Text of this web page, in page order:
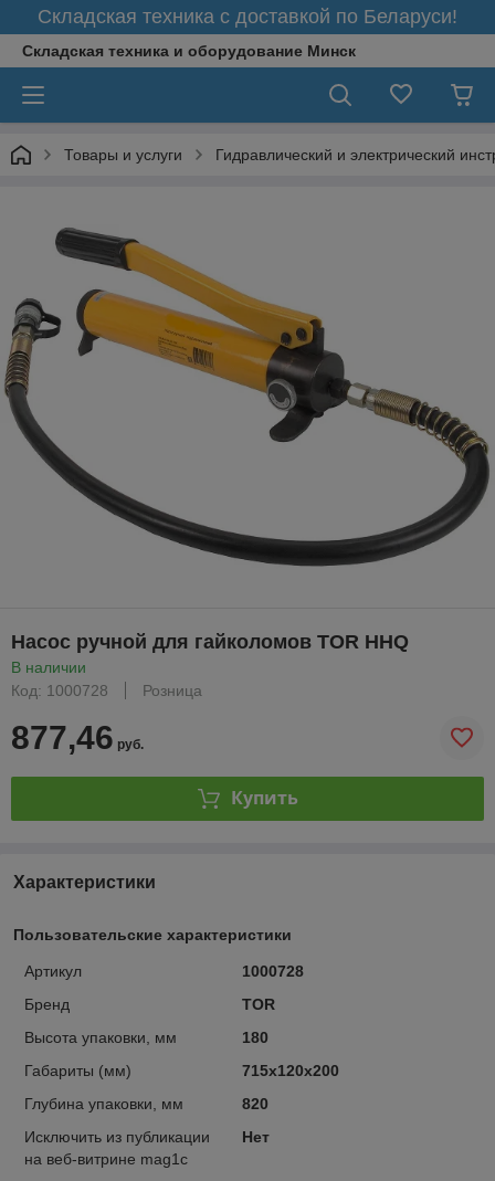
Складская техника с доставкой по Беларуси!
Складская техника и оборудование Минск
Товары и услуги Гидравлический и электрический
Насос ручной для гайколомов TOR HHQ
В наличии
Код: 1000728
Розница
877,46 руб.
Купить
Характеристики
Пользовательские характеристики
Артикул
1000728
Бренд
TOR
Высота упаковки, мм
180
Габариты (мм)
715х120х200
Глубина упаковки, мм
820
Исключить из публикации
на веб-витрине mag1c
Нет